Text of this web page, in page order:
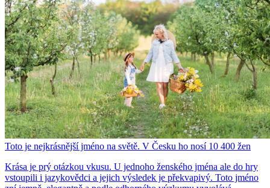
Toto je nejkrásnější jméno na světě. V Česku ho nosí 10 400 žen
Krása je prý otázkou vkusu. U jednoho ženského jména ale do hry
vstoupili i jazykovědci a jejich výsledek je překvapivý. Toto jméno